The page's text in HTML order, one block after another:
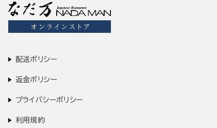
配送ポリシー
返金ポリシー
プライバシーポリシー
利用規約